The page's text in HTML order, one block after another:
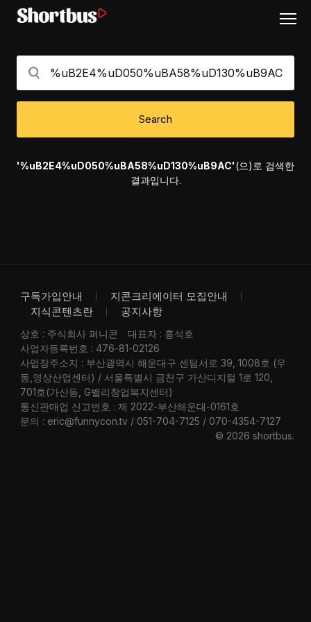
Search
'%uB2E4%uD050%uBA58%uD130%uB9AC'(으)로 검색한
결과입니다.
구독가입안내
지콘크리에이터 모집안내
지식콘텐츠란
공지사항
상호 : 주식회사 퍼니콘
대표자 : 홍석호
사업자등록번호 : 476-81-02126
사업장주소지 : 부산광역시 해운대구 센텀서로 39, 1008호 (우
동,영상산업센터) / 서울특별시 금천구 가산디지털 1로 120,
701호(가산동, G밸리창업복지센터)
통신판매업 신고번호 : 제 2022-부산해운대-0161호
문의 : eric@funnycon.tv / 051-704-7125 / 070-4354-7127
© 2026 shortbus.